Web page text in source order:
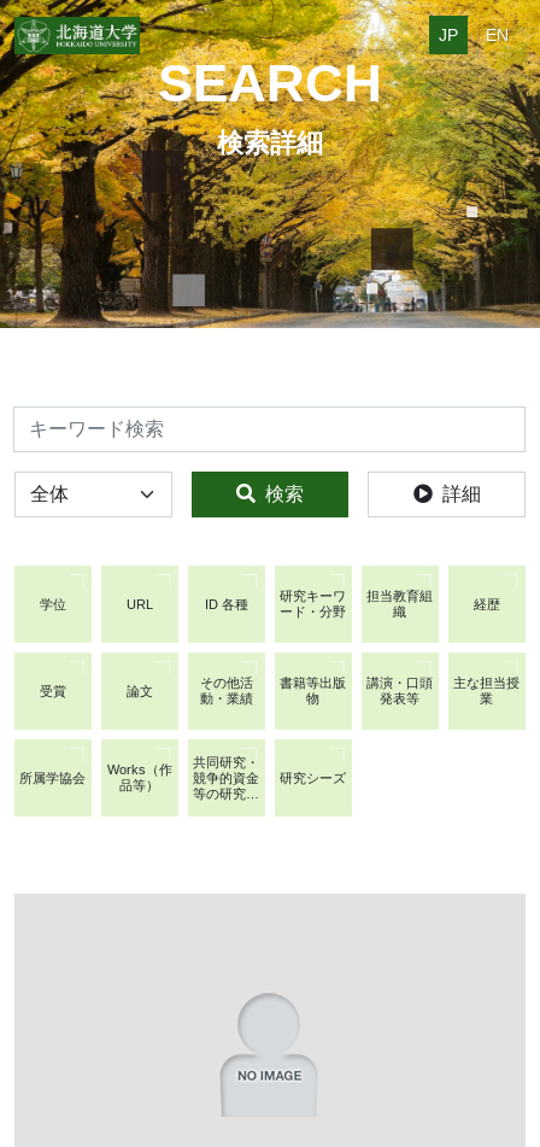
JP EN
SEARCH
検索詳細
検索
全体 検索 詳細
学位 URL ID 各種
研究キーワ
ード・分野
担当教育組
織
経歴
受賞 論文
その他活
動・業績
書籍等出版
物
講演・口頭
発表等
主な担当授
業
所属学協会
Works（作
品等）
共同研究・
競争的資金
等の研究課
研究シーズ